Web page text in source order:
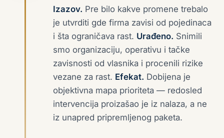
Izazov. Pre bilo kakve promene trebalo
je utvrditi gde firma zavisi od pojedinaca
i šta ograničava rast. Urađeno. Snimili
smo organizaciju, operativu i tačke
zavisnosti od vlasnika i procenili rizike
vezane za rast. Efekat. Dobijena je
objektivna mapa prioriteta — redosled
intervencija proizašao je iz nalaza, a ne
iz unapred pripremljenog paketa.